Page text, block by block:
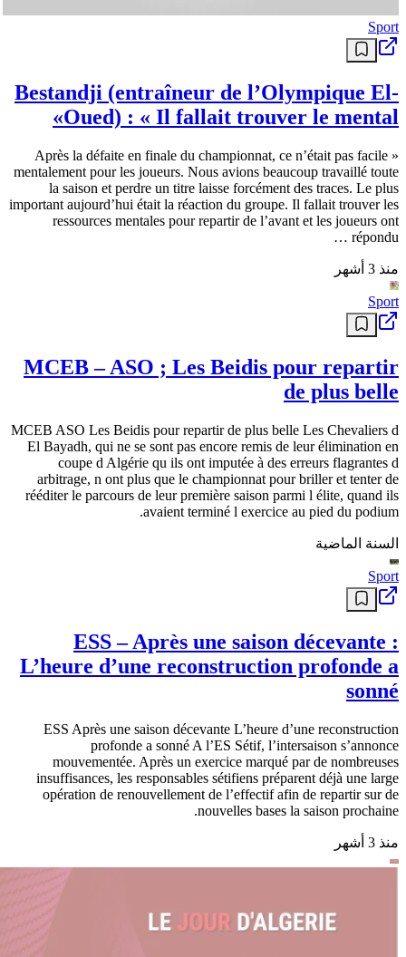
strictement d'origine Renault Group (Genuine Parts). Pièce vitale
pour le système de transmission, garantissant un passage de vitesses
fluide et une grande longévité. Détails du produit : Référence
constructeur : 30 62 062 19R. État : Produit Neuf, jamais monté,
(évite les problèmes de fuites ou de bruits fréquents avec les
marques adaptables). Compatibilité : Spécialement conçue pour les
motorisations 1.6 Essence (K7M) sur les modèles suivants : Renault
II. Pièce disponible immédiatement. Idéale lors d'un changement de
kit d'embrayage pour repartir sur une base fiable à 100%. N'hésitez
pas à me contacter par téléphone ou via la messagerie Ouedkniss.
1أم البواقي
منذ 9 أيام
Sport
Bestandji (entraîneur de l’Olympique El-
Oued) : « Il fallait trouver le mental»
« Après la défaite en finale du championnat, ce n’était pas facile
mentalement pour les joueurs. Nous avions beaucoup travaillé toute
la saison et perdre un titre laisse forcément des traces. Le plus
ressources mentales pour repartir de l’avant et les joueurs ont
répondu …
منذ 3 أشهر
Sport
MCEB – ASO ; Les Beidis pour repartir